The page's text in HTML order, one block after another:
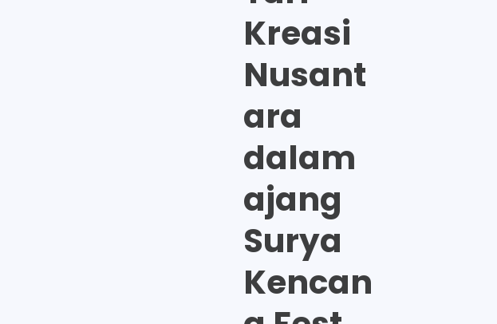
Kreasi
Nusant
ara
dalam
ajang
Surya
Kencan